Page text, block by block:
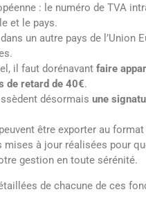
: le numéro de TVA
et le pays.
un autre pays de
il faut dorénavant faire
de retard de 40€.
désormais une
peuvent être exporter au format
à jour réalisées pour
gestion en toute sérénité.
de chacune de ces